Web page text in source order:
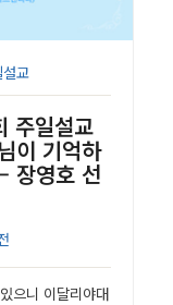
교
주일설교
이 기억하
장영호 선
으니 이달리야대